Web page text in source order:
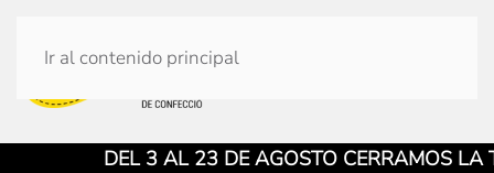
Ir al contenido principal
DEL 3 AL 23 DE AGOSTO CERRAMOS LA